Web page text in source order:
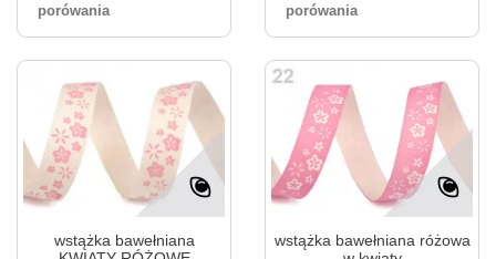
porówania
porówania
wstążka bawełniana
wstążka bawełniana różowa